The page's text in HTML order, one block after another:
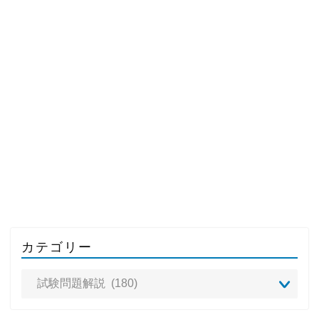
カテゴリー